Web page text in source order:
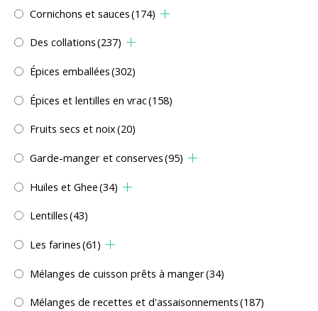
Cornichons et sauces(174)
Des collations(237)
Épices emballées(302)
Épices et lentilles en vrac(158)
Fruits secs et noix(20)
Garde-manger et conserves(95)
Huiles et Ghee(34)
Lentilles(43)
Les farines(61)
Mélanges de cuisson prêts à manger(34)
Mélanges de recettes et d'assaisonnements(187)